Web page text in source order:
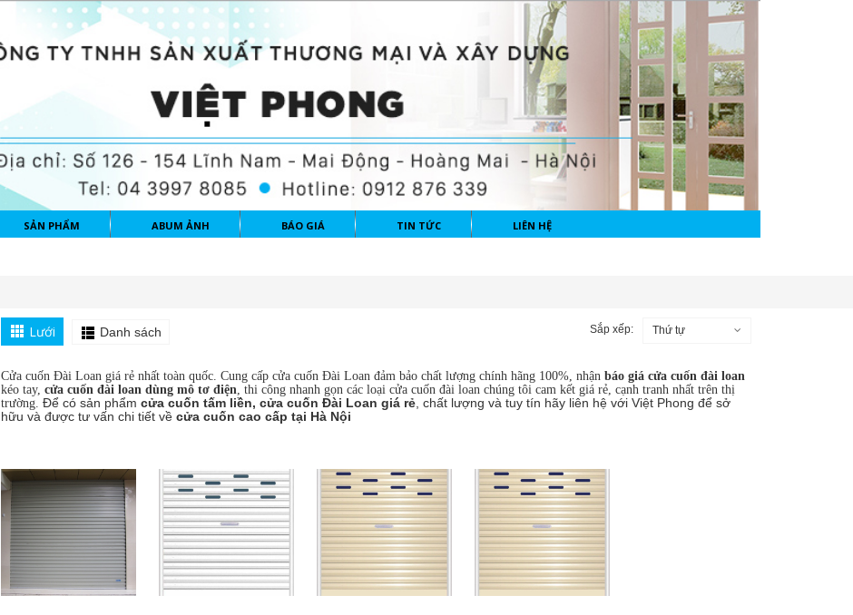
SẢN PHẨM ABUM ẢNH BÁO GIÁ TIN TỨC LIÊN HỆ
Lưới Danh sách Sắp xếp: Thứ tự
Cửa cuốn Đài Loan giá rẻ nhất toàn quốc. Cung cấp cửa cuốn Đài Loan đảm bảo chất lượng chính hãng 100%, nhận báo giá cửa cuốn đài loan
kéo tay, cửa cuốn đài loan dùng mô tơ điện, thi công nhanh gọn các loại cửa cuốn đài loan chúng tôi cam kết giá rẻ, cạnh tranh nhất trên thị
trường. Để có sản phẩm cửa cuốn tấm liền, cửa cuốn Đài Loan giá rẻ, chất lượng và tuy tín hãy liên hệ với Việt Phong để sở
hữu và được tư vấn chi tiết về cửa cuốn cao cấp tại Hà Nội